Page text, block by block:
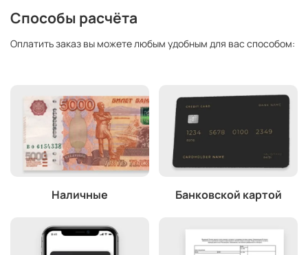
Способы расчёта
Оплатить заказ вы можете любым удобным для вас способом:
Наличные Банковской картой